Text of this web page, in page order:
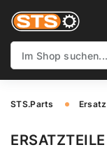
STS.Parts